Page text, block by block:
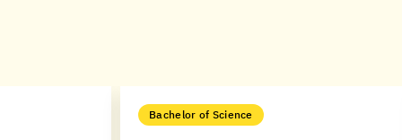
Bachelor of Science